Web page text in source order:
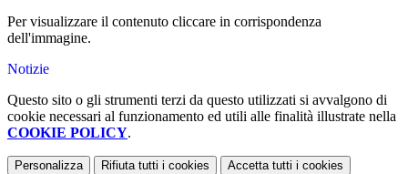
Per visualizzare il contenuto cliccare in corrispondenza
dell'immagine.
Notizie
Questo sito o gli strumenti terzi da questo utilizzati si avvalgono di
cookie necessari al funzionamento ed utili alle finalità illustrate nella
COOKIE POLICY.
Personalizza Rifiuta tutti i cookies Accetta tutti i cookies